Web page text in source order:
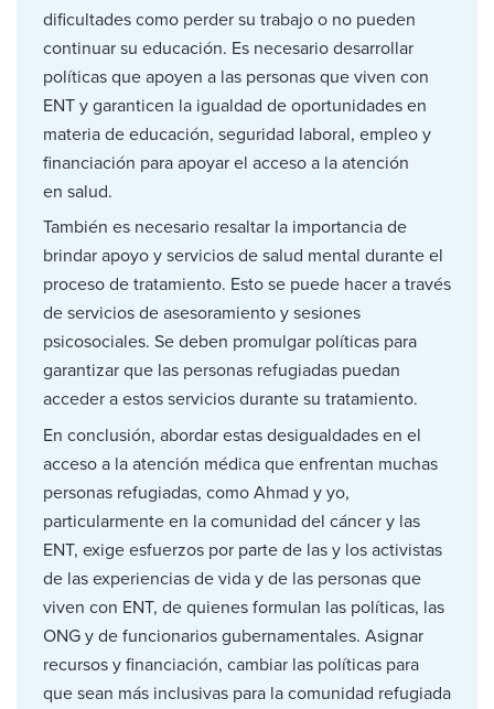
dificultades como perder su trabajo o no pueden
continuar su educación. Es necesario desarrollar
políticas que apoyen a las personas que viven con
ENT y garanticen la igualdad de oportunidades en
materia de educación, seguridad laboral, empleo y
financiación para apoyar el acceso a la atención
en salud.
También es necesario resaltar la importancia de
brindar apoyo y servicios de salud mental durante el
proceso de tratamiento. Esto se puede hacer a través
de servicios de asesoramiento y sesiones
psicosociales. Se deben promulgar políticas para
garantizar que las personas refugiadas puedan
acceder a estos servicios durante su tratamiento.
En conclusión, abordar estas desigualdades en el
acceso a la atención médica que enfrentan muchas
personas refugiadas, como Ahmad y yo,
particularmente en la comunidad del cáncer y las
ENT, exige esfuerzos por parte de las y los activistas
de las experiencias de vida y de las personas que
viven con ENT, de quienes formulan las políticas, las
ONG y de funcionarios gubernamentales. Asignar
recursos y financiación, cambiar las políticas para
que sean más inclusivas para la comunidad refugiada